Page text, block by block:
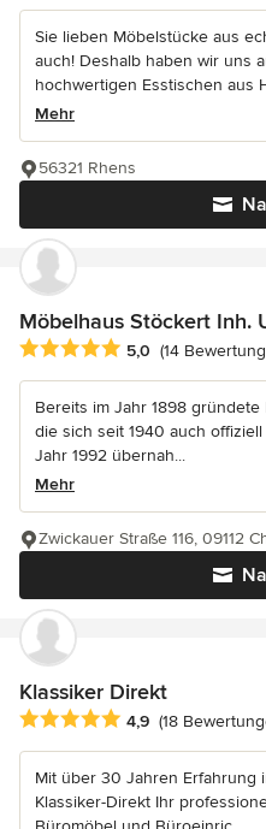
Sie lieben Möbelstücke aus
auch! Deshalb haben wir uns
hochwertigen Esstischen aus
Mehr
56321 Rhens
Möbelhaus Stöckert Inh.
Durchschnittliche Bewertung:
5,0 (14
Bereits im Jahr 1898
die sich seit 1940 auch
Jahr 1992 übernah...
Mehr
Zwickauer Straße 116, 09112
Klassiker Direkt
Durchschnittliche
4,9 (18
Mit über 30 Jahren Erfahrung
Klassiker-Direkt Ihr